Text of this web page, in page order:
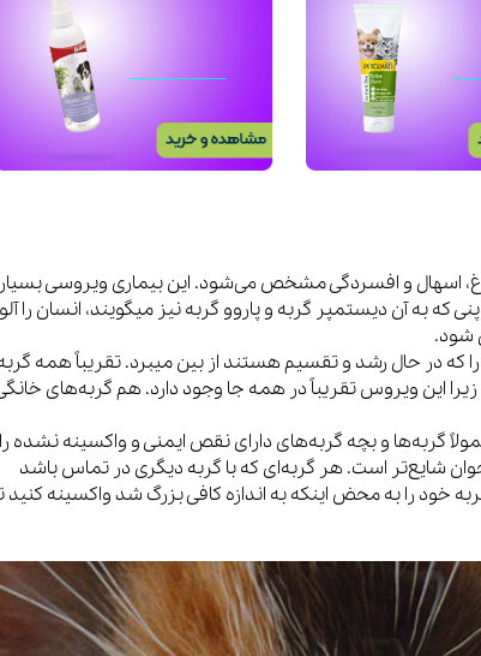
اسهال و افسردگی مشخص می‌شود. این بیماری ویروسی
به آن دیستمپر گربه و پاروو گربه نیز میگویند، انسان را
شود.
که در حال رشد و تقسیم هستند از بین میبرد. تقریباً همه
این ویروس تقریباً در همه جا وجود دارد. هم گربه‌های
گربه‌ها و بچه گربه‌های دارای نقص ایمنی و واکسینه نشده را
شایع‌تر است. هر گربه‌ای که با گربه دیگری در تماس باشد
خود را به محض اینکه به اندازه کافی بزرگ شد واکسینه کنید